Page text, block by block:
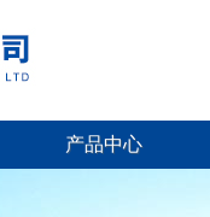
产品中心